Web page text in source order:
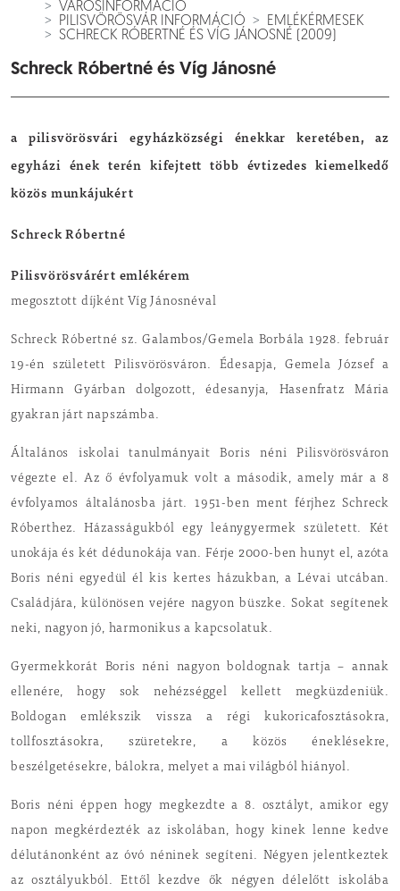
VÁROSINFORMÁCIÓ
PILISVÖRÖSVÁR INFORMÁCIÓ
EMLÉKÉRMESEK
SCHRECK RÓBERTNÉ ÉS VÍG JÁNOSNÉ (2009)
Schreck Róbertné és Víg Jánosné
a pilisvörösvári egyházközségi énekkar keretében, az
egyházi ének terén kifejtett több évtizedes kiemelkedő
közös munkájukért
Schreck Róbertné
Pilisvörösvárért emlékérem
megosztott díjként Víg Jánosnéval
Schreck Róbertné sz. Galambos/Gemela Borbála 1928. február
19-én született Pilisvörösváron. Édesapja, Gemela József a
Hirmann Gyárban dolgozott, édesanyja, Hasenfratz Mária
gyakran járt napszámba.
Általános iskolai tanulmányait Boris néni Pilisvörösváron
végezte el. Az ő évfolyamuk volt a második, amely már a 8
évfolyamos általánosba járt. 1951-ben ment férjhez Schreck
Róberthez. Házasságukból egy leánygyermek született. Két
unokája és két dédunokája van. Férje 2000-ben hunyt el, azóta
Boris néni egyedül él kis kertes házukban, a Lévai utcában.
Családjára, különösen vejére nagyon büszke. Sokat segítenek
neki, nagyon jó, harmonikus a kapcsolatuk.
Gyermekkorát Boris néni nagyon boldognak tartja – annak
ellenére, hogy sok nehézséggel kellett megküzdeniük.
Boldogan emlékszik vissza a régi kukoricafosztásokra,
tollfosztásokra, szüretekre, a közös éneklésekre,
beszélgetésekre, bálokra, melyet a mai világból hiányol.
Boris néni éppen hogy megkezdte a 8. osztályt, amikor egy
napon megkérdezték az iskolában, hogy kinek lenne kedve
délutánonként az óvó néninek segíteni. Négyen jelentkeztek
az osztályukból. Ettől kezdve ők négyen délelőtt iskolába